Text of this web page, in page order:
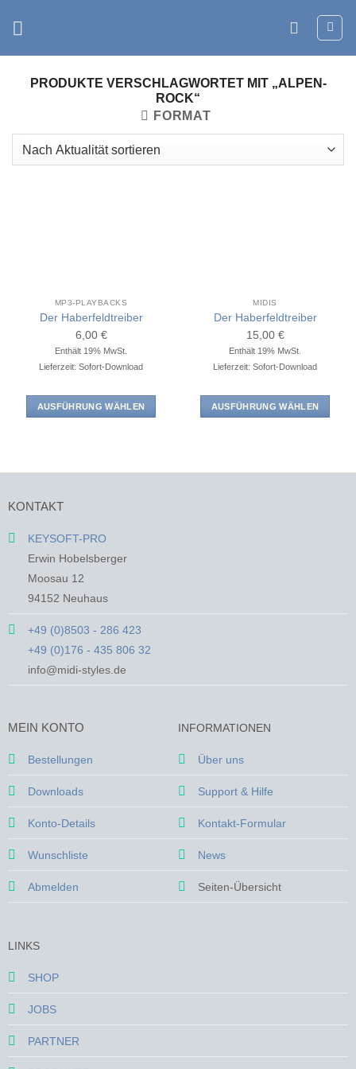
PRODUKTE VERSCHLAGWORTET MIT „ALPEN-
ROCK“
FORMAT
MP3-PLAYBACKS
Der Haberfeldtreiber
6,00 €
Enthält 19% MwSt.
Lieferzeit: Sofort-Download
AUSFÜHRUNG WÄHLEN
mehrere
Optionen
können
gewählt
MIDIS
Der Haberfeldtreiber
15,00 €
Enthält 19% MwSt.
Lieferzeit: Sofort-Download
AUSFÜHRUNG WÄHLEN
mehrere
KONTAKT
KEYSOFT-PRO
Erwin Hobelsberger
Moosau 12
94152 Neuhaus
+49 (0)8503 - 286 423
+49 (0)176 - 435 806 32
info@midi-styles.de
MEIN KONTO
Bestellungen
Downloads
Konto-Details
Wunschliste
Abmelden
INFORMATIONEN
Über uns
Support & Hilfe
Kontakt-Formular
News
Seiten-Übersicht
LINKS
SHOP
JOBS
PARTNER